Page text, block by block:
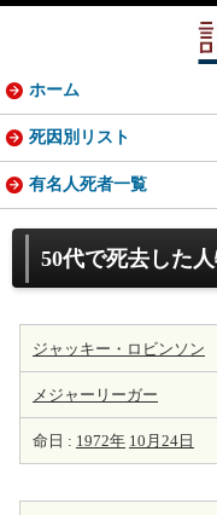
50代で死去した
ジャッキー・ロビンソン
メジャーリーガー
命日 : 1972年 10月24日
ホーム
死因別リスト
有名人死者一覧